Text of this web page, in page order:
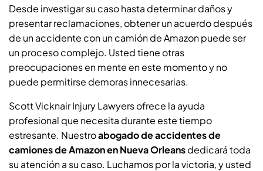
Desde investigar su caso hasta determinar daños y
presentar reclamaciones, obtener un acuerdo después
de un accidente con un camión de Amazon puede ser
un proceso complejo. Usted tiene otras
preocupaciones en mente en este momento y no
puede permitirse demoras innecesarias.
Scott Vicknair Injury Lawyers ofrece la ayuda
profesional que necesita durante este tiempo
estresante. Nuestroabogado de accidentes de
camiones de Amazon en Nueva Orleansdedicará toda
su atención a su caso. Luchamos por la victoria, y usted